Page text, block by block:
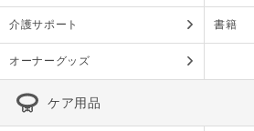
介護サポート 書籍
オーナーグッズ
ケア用品